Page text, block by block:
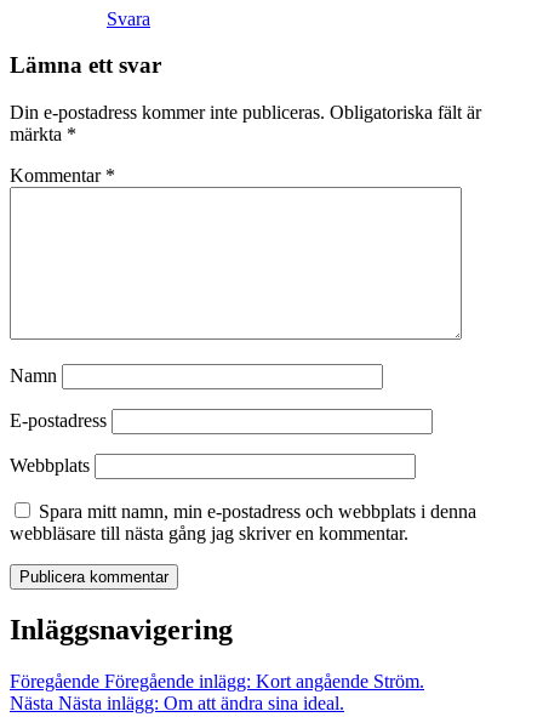
Svara
Lämna ett svar
Din e-postadress kommer inte publiceras. Obligatoriska fält är
märkta *
Kommentar *
Namn
E-postadress
Webbplats
Spara mitt namn, min e-postadress och webbplats i denna
webbläsare till nästa gång jag skriver en kommentar.
Inläggsnavigering
Föregående Föregående inlägg: Kort angående Ström.
Nästa Nästa inlägg: Om att ändra sina ideal.